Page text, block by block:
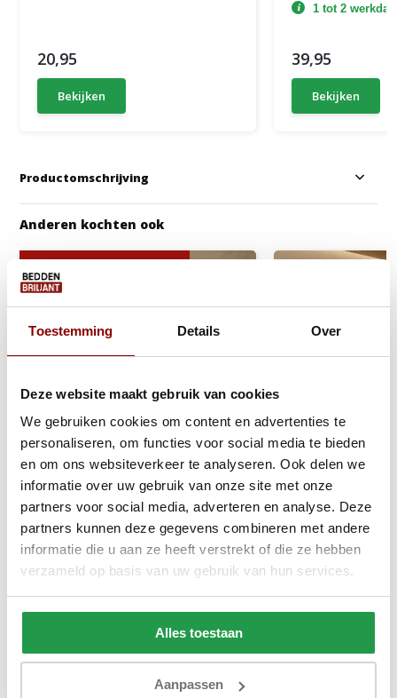
Toestemming Details Over
Deze website maakt gebruik van cookies
We gebruiken cookies om content en advertenties te
personaliseren, om functies voor social media te bieden
en om ons websiteverkeer te analyseren. Ook delen we
informatie over uw gebruik van onze site met onze
partners voor social media, adverteren en analyse. Deze
partners kunnen deze gegevens combineren met andere
informatie die u aan ze heeft verstrekt of die ze hebben
verzameld op basis van uw gebruik van hun services.
Alles toestaan
Aanpassen
20,95
Bekijken
1 tot 2
39,95
Bekijken
Productomschrijving
Anderen kochten ook
Elektrische Boxspring Delux -
Stel zelf samen
Ca. 6 tot 8 weken
999 499
Boxspring
Stel zelf samen
Ca. 4 tot 6
399 199